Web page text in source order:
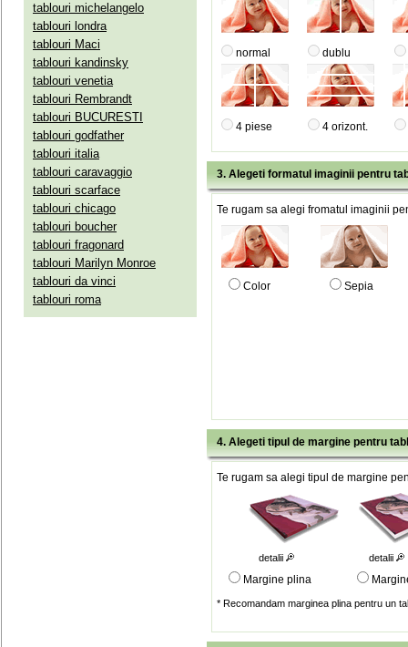
tablouri michelangelo
tablouri londra
tablouri Maci
tablouri kandinsky
tablouri venetia
tablouri Rembrandt
tablouri BUCURESTI
tablouri godfather
tablouri italia
tablouri caravaggio
tablouri scarface
tablouri chicago
tablouri boucher
tablouri fragonard
tablouri Marilyn Monroe
tablouri da vinci
tablouri roma
normal dublu
4 piese 4 orizont.
3. Alegeti formatul imaginii pentru
Te rugam sa alegi fromatul imaginii
Color Sepia
4. Alegeti tipul de margine pentru
Te rugam sa alegi tipul de margine
detalii detalii
Margine plina
* Recomandam marginea plina pentru un